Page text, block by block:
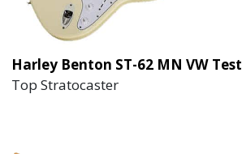
Harley Benton ST-62 MN VW Test
Top Stratocaster